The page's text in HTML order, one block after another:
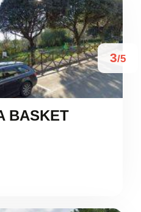
3/5
BASKET